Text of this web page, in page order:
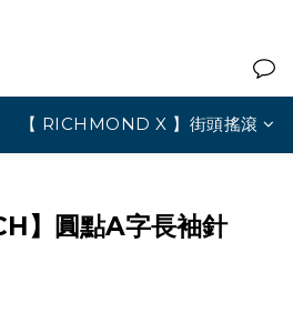
【 RICHMOND X 】街頭搖滾
】圓點A字長袖針